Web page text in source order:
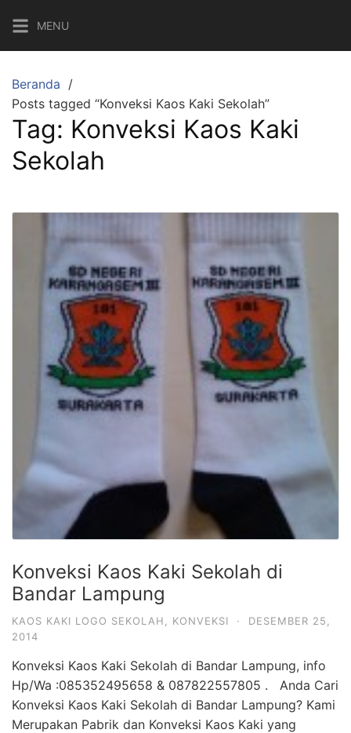
ke
konten
MENU
Beranda
Posts tagged “Konveksi Kaos Kaki Sekolah”
Tag: Konveksi Kaos Kaki
Sekolah
Konveksi Kaos Kaki Sekolah di
Bandar Lampung
KAOS KAKI LOGO SEKOLAH KONVEKSI ·
DESEMBER 25,
2014
Konveksi Kaos Kaki Sekolah di Bandar Lampung, info
Hp/Wa :085352495658 & 087822557805 . Anda Cari
Konveksi Kaos Kaki Sekolah di Bandar Lampung? Kami
Merupakan Pabrik dan Konveksi Kaos Kaki yang